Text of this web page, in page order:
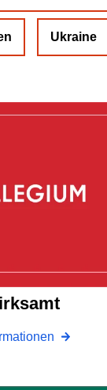
Ukraine